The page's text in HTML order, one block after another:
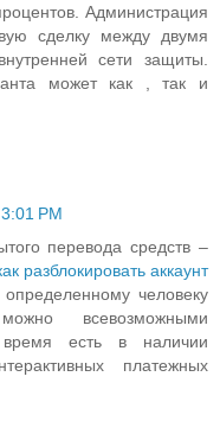
Администрация
сделку между двумя
сети защиты.
может как , так и
PM
перевода средств –
разблокировать аккаунт
человеку
всевозможными
есть в наличии
платежных